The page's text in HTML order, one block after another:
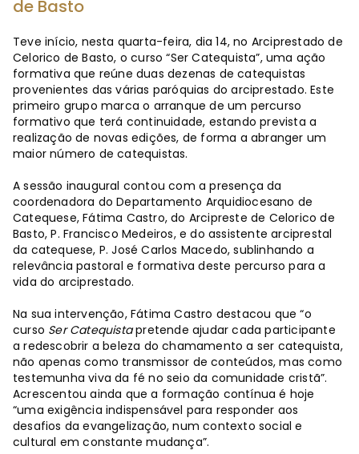
de Basto
Teve início, nesta quarta-feira, dia 14, no Arciprestado de
Celorico de Basto, o curso “Ser Catequista”, uma ação
formativa que reúne duas dezenas de catequistas
provenientes das várias paróquias do arciprestado. Este
primeiro grupo marca o arranque de um percurso
formativo que terá continuidade, estando prevista a
realização de novas edições, de forma a abranger um
maior número de catequistas.
A sessão inaugural contou com a presença da
coordenadora do Departamento Arquidiocesano de
Catequese, Fátima Castro, do Arcipreste de Celorico de
Basto, P. Francisco Medeiros, e do assistente arciprestal
da catequese, P. José Carlos Macedo, sublinhando a
relevância pastoral e formativa deste percurso para a
vida do arciprestado.
Na sua intervenção, Fátima Castro destacou que “o
curso Ser Catequistapretende ajudar cada participante
a redescobrir a beleza do chamamento a ser catequista,
não apenas como transmissor de conteúdos, mas como
testemunha viva da fé no seio da comunidade cristã”.
Acrescentou ainda que a formação contínua é hoje
“uma exigência indispensável para responder aos
desafios da evangelização, num contexto social e
cultural em constante mudança”.